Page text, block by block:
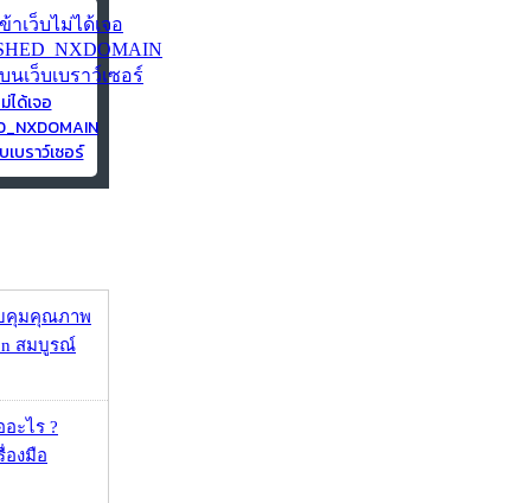
ได้เจอ
บราว์เซอร์
คุมคุณภาพ
สมบูรณ์
ะไร ?
องมือ